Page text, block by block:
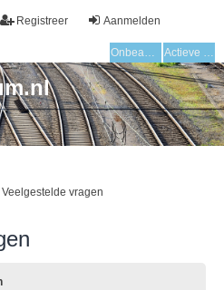
Aanmelden
Registreer
Onbeantwoorde onderwerpen Actieve onderwerpen
Veelgestelde vragen